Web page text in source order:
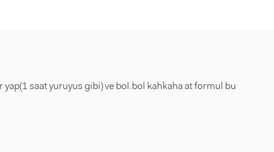
saat yuruyus gibi) ve bol.bol kahkaha at formul bu